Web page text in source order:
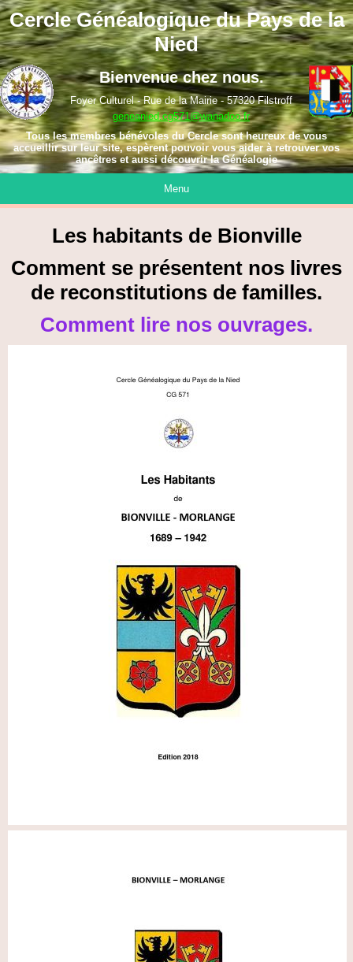
Cercle Généalogique du Pays de la
Nied
Bienvenue chez nous.
Foyer Culturel - Rue de la Mairie - 57320 Filstroff
geneanied.cg571@wanadoo.fr
Tous les membres bénévoles du Cercle sont heureux de vous
accueillir sur leur site, espèrent pouvoir vous aider à retrouver vos
ancêtres et aussi découvrir la Généalogie
Menu
Les habitants de Bionville
Comment se présentent nos livres
de reconstitutions de familles.
Comment lire nos ouvrages.